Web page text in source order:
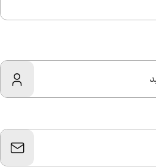
سیستم‌هایی که با بانک‌های اطلاعاتی سنگین مانند MySQL، SQL Server
به مشتریان دیگر
برای ایجاد محیط‌های مجازی